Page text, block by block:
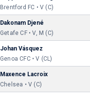
Brentford FC • V (C)
Dakonam Djené
Getafe CF • V, M (C)
Johan Vásquez
Genoa CFC • V (CL)
Maxence Lacroix
Chelsea • V (C)